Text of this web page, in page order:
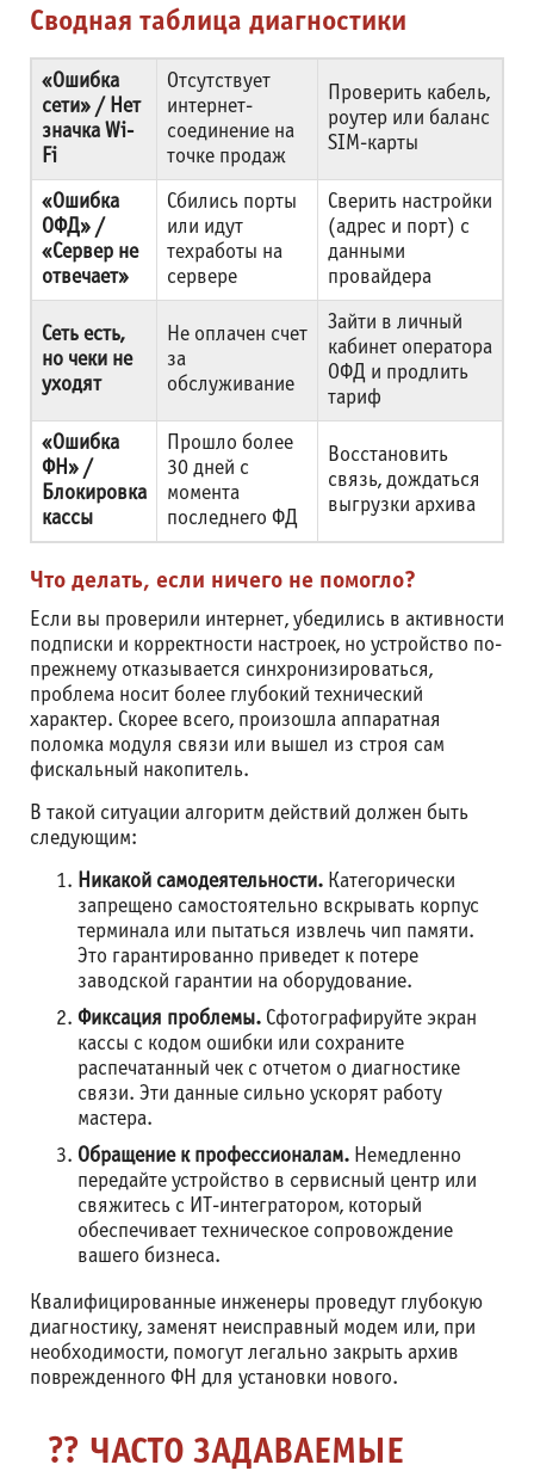
Сводная таблица диагностики
«Ошибка
сети» / Нет
значка Wi-
Fi
Отсутствует
интернет-
соединение на
точке продаж
Проверить кабель,
роутер или баланс
SIM-карты
«Ошибка
ОФД» /
«Сервер не
отвечает»
Сбились порты
или идут
техработы на
сервере
Сверить настройки
(адрес и порт) с
данными
провайдера
Сеть есть,
но чеки не
уходят
Не оплачен счет
за
обслуживание
Зайти в личный
кабинет оператора
ОФД и продлить
тариф
«Ошибка
ФН» /
Блокировка
кассы
Прошло более
30 дней с
момента
последнего ФД
Восстановить
связь, дождаться
выгрузки архива
Что делать, если ничего не помогло?
Если вы проверили интернет, убедились в активности
подписки и корректности настроек, но устройство по-
прежнему отказывается синхронизироваться,
проблема носит более глубокий технический
характер. Скорее всего, произошла аппаратная
поломка модуля связи или вышел из строя сам
фискальный накопитель.
В такой ситуации алгоритм действий должен быть
следующим:
Никакой самодеятельности. Категорически
запрещено самостоятельно вскрывать корпус
терминала или пытаться извлечь чип памяти.
Это гарантированно приведет к потере
заводской гарантии на оборудование.
Фиксация проблемы. Сфотографируйте экран
кассы с кодом ошибки или сохраните
распечатанный чек с отчетом о диагностике
связи. Эти данные сильно ускорят работу
мастера.
Обращение к профессионалам. Немедленно
передайте устройство в сервисный центр или
свяжитесь с ИТ-интегратором, который
обеспечивает техническое сопровождение
вашего бизнеса.
Квалифицированные инженеры проведут глубокую
диагностику, заменят неисправный модем или, при
необходимости, помогут легально закрыть архив
поврежденного ФН для установки нового.
? ЧАСТО ЗАДАВАЕМЫЕ